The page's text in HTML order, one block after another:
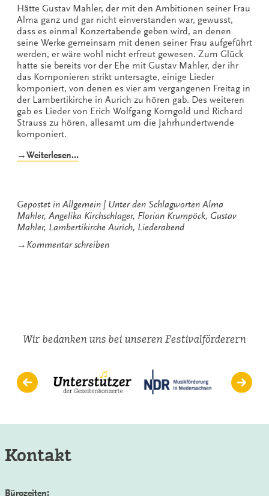
Hätte Gustav Mahler, der mit den Ambitionen seiner Frau
Alma ganz und gar nicht einverstanden war, gewusst,
dass es einmal Konzertabende geben wird, an denen
seine Werke gemeinsam mit denen seiner Frau aufgeführt
werden, er wäre wohl nicht erfreut gewesen. Zum Glück
hatte sie bereits vor der Ehe mit Gustav Mahler, der ihr
das Komponieren strikt untersagte, einige Lieder
komponiert, von denen es vier am vergangenen Freitag in
der Lambertikirche in Aurich zu hören gab. Des weiteren
gab es Lieder von Erich Wolfgang Korngold und Richard
Strauss zu hören, allesamt um die Jahrhundertwende
komponiert.
→Weiterlesen…„Lieder
Angelika
Kirchschlager
und
Krumpöck“
Gepostet in Allgemein Unter den Schlagworten Alma
Mahler, Angelika Kirchschlager, Florian Krumpöck, Gustav
Mahler, Lambertikirche Aurich, Liederabend
→ Kommentar schreibenzu
Florian
Wir bedanken uns bei unseren Festivalförderern
Kontakt
Bürozeiten: